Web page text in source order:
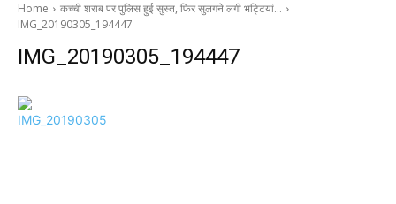
Home
कच्ची शराब पर पुलिस हुई सुस्त, फिर सुलगने लगी भट्टियां…
IMG_20190305_194447
IMG_20190305_194447